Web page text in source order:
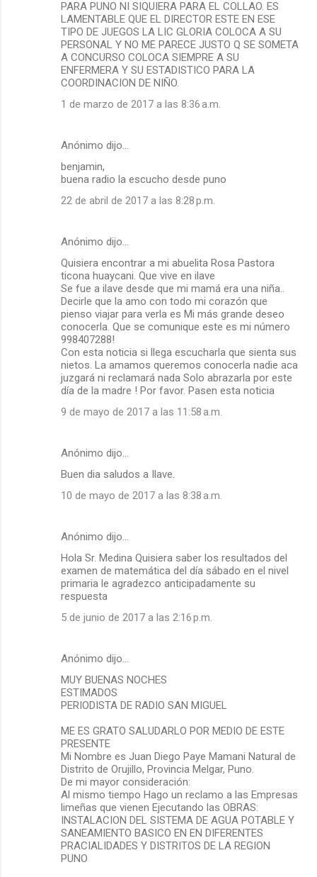
PARA PUNO NI SIQUIERA PARA EL COLLAO. ES
LAMENTABLE QUE EL DIRECTOR ESTE EN ESE
TIPO DE JUEGOS LA LIC GLORIA COLOCA A SU
PERSONAL Y NO ME PARECE JUSTO Q SE SOMETA
A CONCURSO COLOCA SIEMPRE A SU
ENFERMERA Y SU ESTADISTICO PARA LA
COORDINACION DE NIÑO.
1 de marzo de 2017 a las 8:36 a.m.
Anónimo dijo…
benjamin,
buena radio la escucho desde puno
22 de abril de 2017 a las 8:28 p.m.
Anónimo dijo…
Quisiera encontrar a mi abuelita Rosa Pastora
ticona huaycani. Que vive en ilave
Se fue a ilave desde que mi mamá era una niña..
Decirle que la amo con todo mi corazón que
pienso viajar para verla es Mi más grande deseo
conocerla. Que se comunique este es mi número
998407288!
Con esta noticia si llega escucharla que sienta sus
nietos. La amamos queremos conocerla nadie aca
juzgará ni reclamará nada Solo abrazarla por este
día de la madre ! Por favor. Pasen esta noticia
9 de mayo de 2017 a las 11:58 a.m.
Anónimo dijo…
Buen dia saludos a Ilave.
10 de mayo de 2017 a las 8:38 a.m.
Anónimo dijo…
Hola Sr. Medina Quisiera saber los resultados del
examen de matemática del día sábado en el nivel
primaria le agradezco anticipadamente su
respuesta
5 de junio de 2017 a las 2:16 p.m.
Anónimo dijo…
MUY BUENAS NOCHES
ESTIMADOS
PERIODISTA DE RADIO SAN MIGUEL
ME ES GRATO SALUDARLO POR MEDIO DE ESTE
PRESENTE
Mi Nombre es Juan Diego Paye Mamani Natural de
Distrito de Orujillo, Provincia Melgar, Puno.
De mi mayor consideración:
Al mismo tiempo Hago un reclamo a las Empresas
limeñas que vienen Ejecutando las OBRAS:
INSTALACION DEL SISTEMA DE AGUA POTABLE Y
SANEAMIENTO BASICO EN EN DIFERENTES
PRACIALIDADES Y DISTRITOS DE LA REGION
PUNO